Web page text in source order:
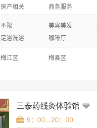
房产相关
商务服务
不限 美容美发
足浴洗浴
咖啡厅
梅江区 梅县区
三泰药线灸体验馆
9：00...20：00